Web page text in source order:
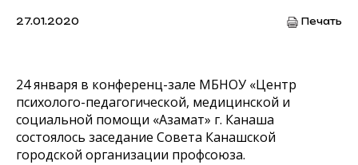
27.01.2020 Печать
24 января в конференц-зале МБНОУ «Центр
психолого-педагогической, медицинской и
социальной помощи «Азамат» г. Канаша
состоялось заседание Совета Канашской
городской организации профсоюза.